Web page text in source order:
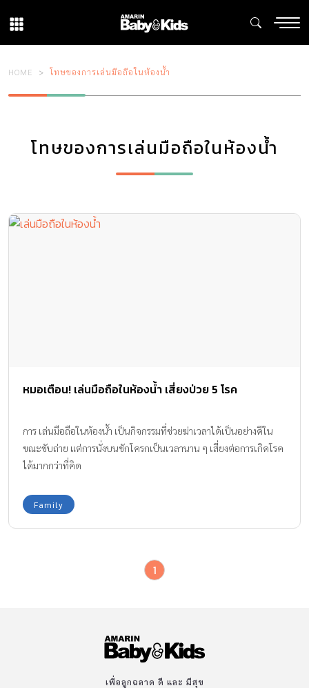
HOME โทษของการเล่นมือถือในห้องน้ำ
โทษของการเล่นมือถือในห้องน้ำ
หมอเตือน! เล่นมือถือในห้องน้ำ เสี่ยงป่วย 5 โรค
การ เล่นมือถือในห้องน้ำ เป็นกิจกรรมที่ช่วยฆ่าเวลาได้เป็นอย่างดีใน
ขณะขับถ่าย แต่การนั่งบนชักโครกเป็นเวลานาน ๆ เสี่ยงต่อการเกิดโรค
ได้มากกว่าที่คิด
Family
1
เพื่อลูกฉลาด ดี และ มีสุข